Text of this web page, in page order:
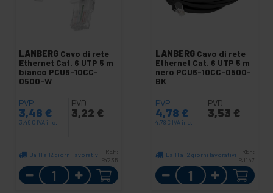
LANBERG Cavo di rete
Ethernet Cat. 6 UTP 5 m
bianco PCU6-10CC-
0500-W
PVP
3,46 €
3,46 € IVA inc.
PVD
3,22 €
Da 11 a 12 giorni lavorativi
REF:
RY235
Quantità
LANBERG Cavo di rete
Ethernet Cat. 6 UTP 5 m
nero PCU6-10CC-0500-
BK
PVP
4,78 €
4,78 € IVA inc.
PVD
3,53 €
Da 11 a 12 giorni lavorativi
REF:
RJ147
Quantità